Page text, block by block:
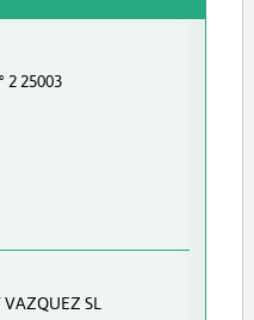
2 25003
VAZQUEZ SL